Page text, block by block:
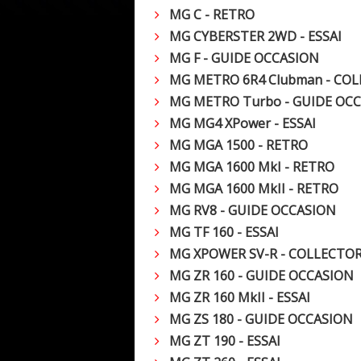
MG C - RETRO
MG CYBERSTER 2WD - ESSAI
MG F - GUIDE OCCASION
MG METRO 6R4 Clubman -
MG METRO Turbo - GUIDE
MG MG4 XPower - ESSAI
MG MGA 1500 - RETRO
MG MGA 1600 MkI - RETRO
MG MGA 1600 MkII - RETRO
MG RV8 - GUIDE OCCASION
MG TF 160 - ESSAI
MG XPOWER SV-R -
MG ZR 160 - GUIDE OCCASION
MG ZR 160 MkII - ESSAI
MG ZS 180 - GUIDE OCCASION
MG ZT 190 - ESSAI